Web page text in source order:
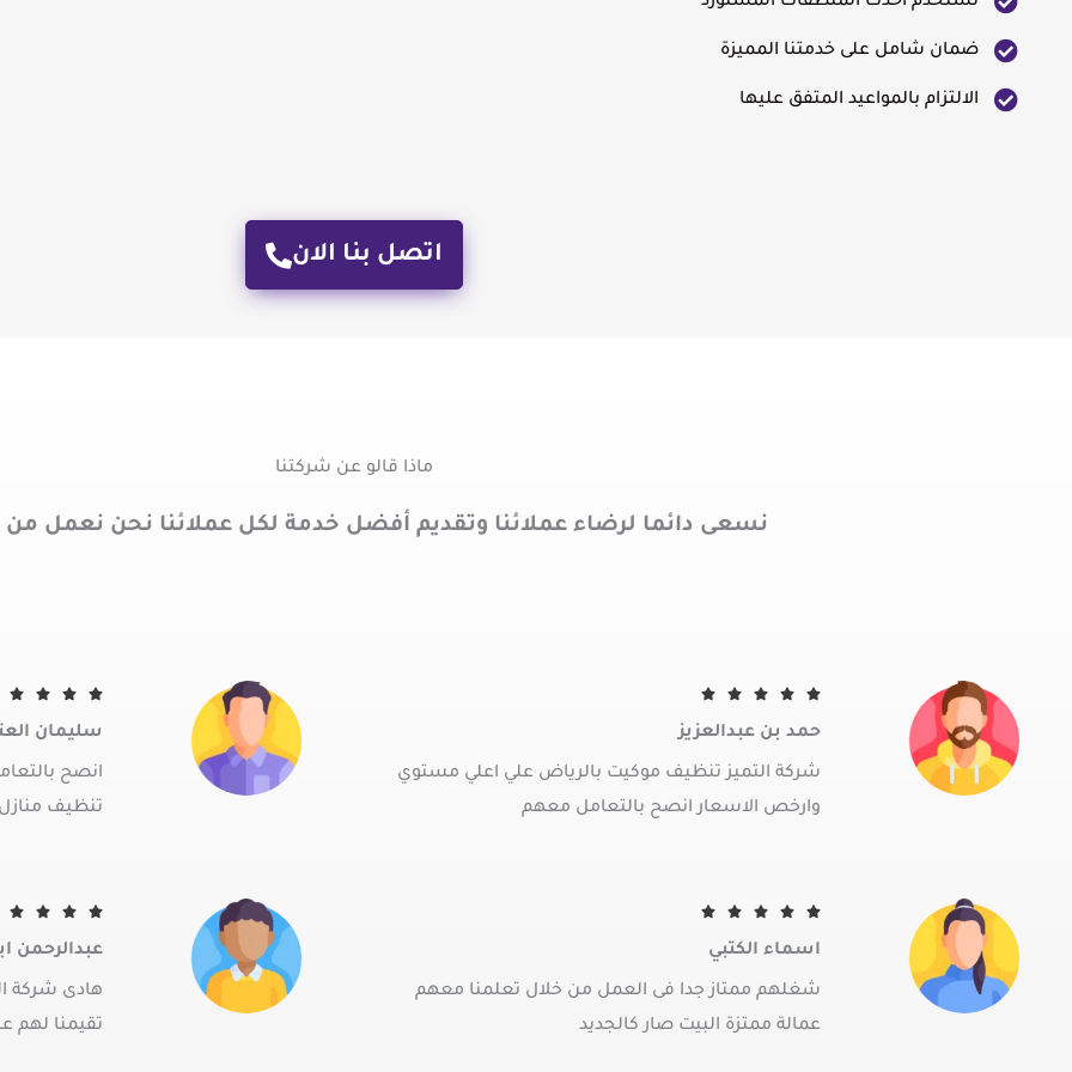
ضمان شامل على خدمتنا المميزة
الالتزام بالمواعيد المتفق عليها
اتصل بنا الان
ماذا قالو عن شركتنا
نسعى دائما لرضاء عملائنا وتقديم أفضل خدمة لكل عملائنا نحن نعمل من





R
e
حمد بن عبدالعزيز
شركة التميز تنظيف موكيت بالرياض علي اعلي مستوي
وارخص الاسعار انصح بالتعامل معهم




سليمان
انصح
تنظيف منازل





R
e
اسماء الكتبي
شغلهم ممتاز جدا فى العمل من خلال تعلمنا معهم
عمالة ممتزة البيت صار كالجديد




عبدالرحمن
هادى شركة
تقيمنا لهم